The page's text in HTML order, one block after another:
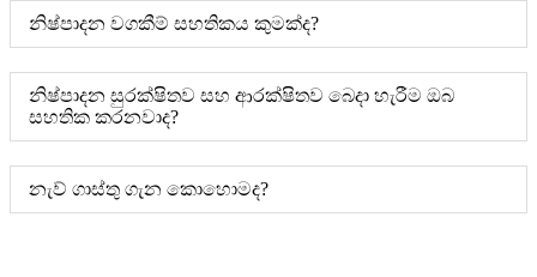
නිෂ්පාදන වගකීම් සහතිකය කුමක්ද?
නිෂ්පාදන සුරක්ෂිතව සහ ආරක්ෂිතව බෙදා හැරීම ඔබ
සහතික කරනවාද?
නැව් ගාස්තු ගැන කොහොමද?